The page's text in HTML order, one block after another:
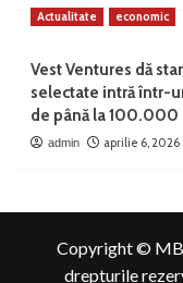
Actualitate economic
Vest Ventures dă
selectate intră într-
de până la 100.000
admin aprilie 6, 2026
Copyright ©
drepturile